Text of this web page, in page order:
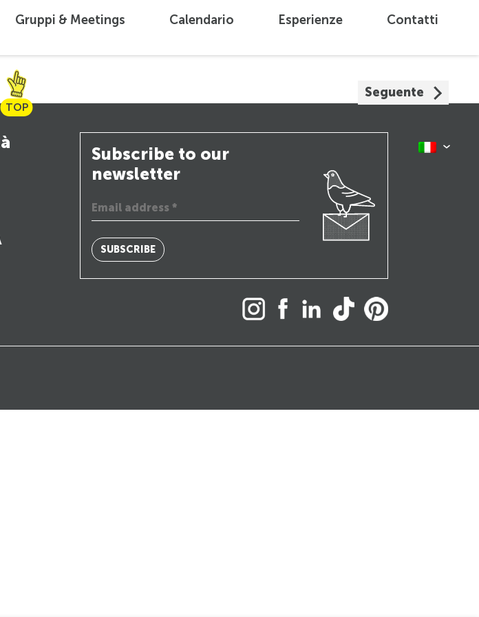
Gruppi & Meetings Calendario Esperienze Contatti
TOP
Seguente
Subscribe to our
newsletter
SUBSCRIBE